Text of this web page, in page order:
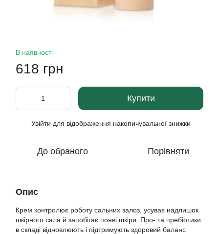
В наявності
618 грн
Купити
Увійти для відображення накопичувальної знижки
До обраного Порівняти
Опис
Крем контролює роботу сальних залоз, усуває надлишок
шкірного сала й запобігає появі шкіри. Про- та пребіотики
в складі відновлюють і підтримують здоровий баланс